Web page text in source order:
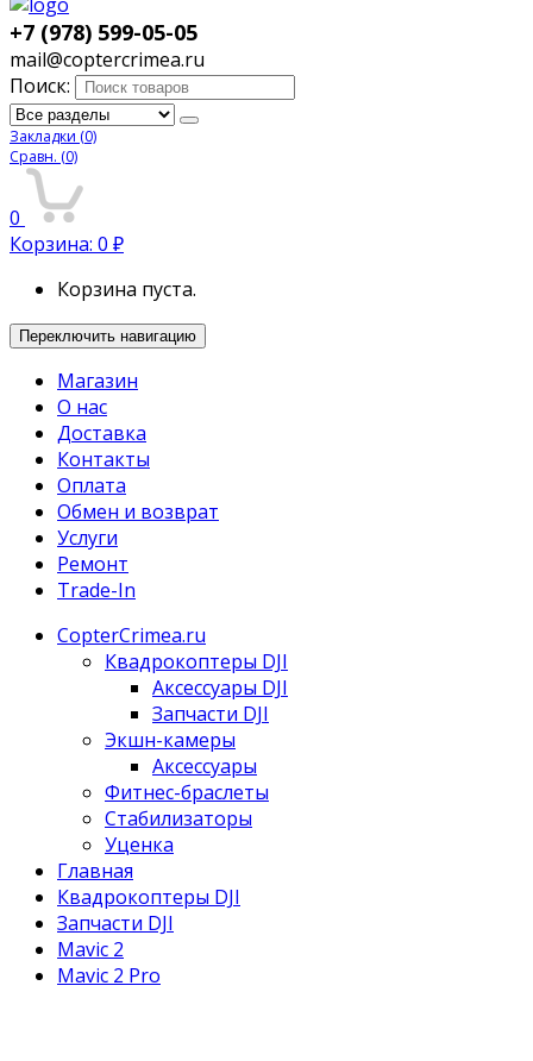
+7 (978) 599-05-05
mail@coptercrimea.ru
Поиск:
Закладки (0)
Сравн. (0)
0
Корзина: 0 ₽
Корзина пуста.
Переключить навигацию
Магазин
О нас
Доставка
Контакты
Оплата
Обмен и возврат
Услуги
Ремонт
Trade-In
CopterCrimea.ru
Квадрокоптеры DJI
Аксессуары DJI
Запчасти DJI
Экшн-камеры
Аксессуары
Фитнес-браслеты
Стабилизаторы
Уценка
Главная
Квадрокоптеры DJI
Запчасти DJI
Mavic 2
Mavic 2 Pro